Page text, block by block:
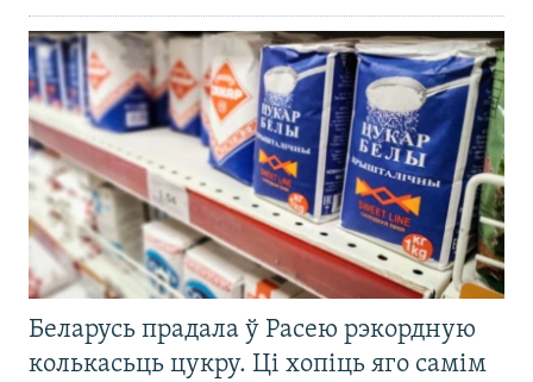
Беларусь прадала ў Расею рэкордную
колькасьць цукру. Ці хопіць яго самім